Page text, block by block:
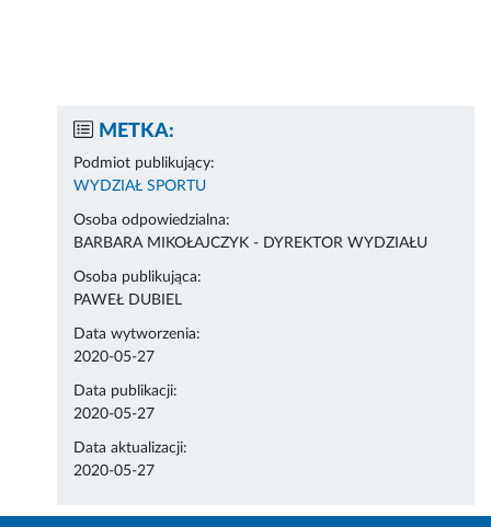
METKA:
Podmiot publikujący:
WYDZIAŁ SPORTU
Osoba odpowiedzialna:
BARBARA MIKOŁAJCZYK - DYREKTOR WYDZIAŁU
Osoba publikująca:
PAWEŁ DUBIEL
Data wytworzenia:
2020-05-27
Data publikacji:
2020-05-27
Data aktualizacji:
2020-05-27